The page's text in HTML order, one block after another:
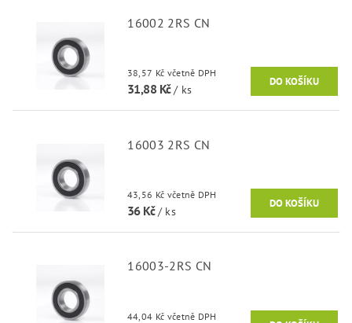
16002 2RS CN
38,57 Kč včetně DPH
31,88 Kč/ ks
16003 2RS CN
43,56 Kč včetně DPH
36 Kč/ ks
16003-2RS CN
44,04 Kč včetně DPH